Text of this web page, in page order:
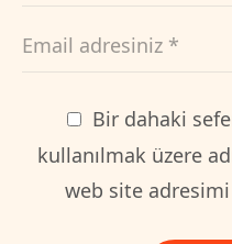
Bir dahaki
kullanılmak üzere
web site adresimi